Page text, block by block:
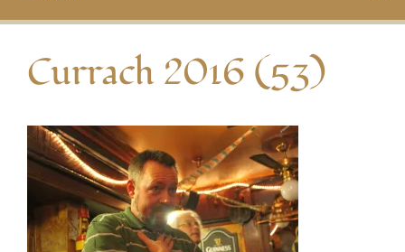
Currach 2016 (53)